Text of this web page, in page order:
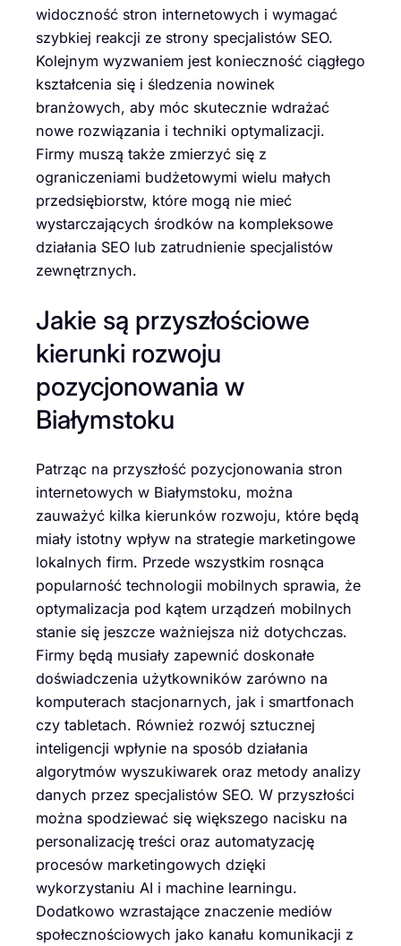
widoczność stron internetowych i wymagać
szybkiej reakcji ze strony specjalistów SEO.
Kolejnym wyzwaniem jest konieczność ciągłego
kształcenia się i śledzenia nowinek
branżowych, aby móc skutecznie wdrażać
nowe rozwiązania i techniki optymalizacji.
Firmy muszą także zmierzyć się z
ograniczeniami budżetowymi wielu małych
przedsiębiorstw, które mogą nie mieć
wystarczających środków na kompleksowe
działania SEO lub zatrudnienie specjalistów
zewnętrznych.
Jakie są przyszłościowe
kierunki rozwoju
pozycjonowania w
Białymstoku
Patrząc na przyszłość pozycjonowania stron
internetowych w Białymstoku, można
zauważyć kilka kierunków rozwoju, które będą
miały istotny wpływ na strategie marketingowe
lokalnych firm. Przede wszystkim rosnąca
popularność technologii mobilnych sprawia, że
optymalizacja pod kątem urządzeń mobilnych
stanie się jeszcze ważniejsza niż dotychczas.
Firmy będą musiały zapewnić doskonałe
doświadczenia użytkowników zarówno na
komputerach stacjonarnych, jak i smartfonach
czy tabletach. Również rozwój sztucznej
inteligencji wpłynie na sposób działania
algorytmów wyszukiwarek oraz metody analizy
danych przez specjalistów SEO. W przyszłości
można spodziewać się większego nacisku na
personalizację treści oraz automatyzację
procesów marketingowych dzięki
wykorzystaniu AI i machine learningu.
Dodatkowo wzrastające znaczenie mediów
społecznościowych jako kanału komunikacji z